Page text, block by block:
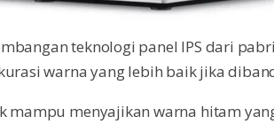
teknologi panel IPS dari
warna yang lebih baik jika
mampu menyajikan warna hitam